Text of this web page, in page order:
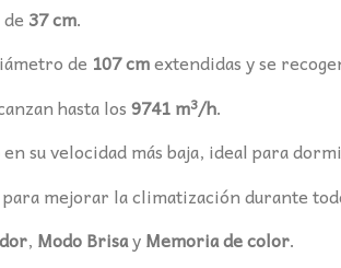
37 cm.
de 107 cmextendidas y se
hasta los9741 m³/h.
en su velocidad más baja, ideal para
mejorar la climatización durante
, Modo BrisayMemoria de color.